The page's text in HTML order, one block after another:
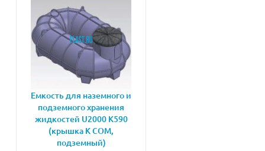
Емкость для наземного и
подземного хранения
жидкостей U2000 K590
(крышка К СОМ,
подземный)